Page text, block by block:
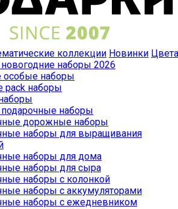
коллекции Новинки Цвета
наборы 2026
особые наборы
pack наборы
наборы
дорожные наборы
наборы для выращивания
наборы для дома
наборы для сыра
наборы с колонкой
наборы с аккумуляторами
наборы с ежедневником